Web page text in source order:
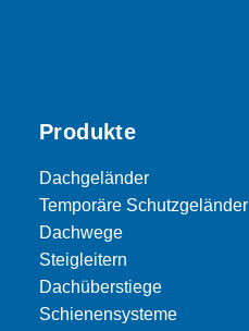
Produkte
Dachgeländer
Temporäre Schutzgeländer
Dachwege
Steigleitern
Dachüberstiege
Schienensysteme